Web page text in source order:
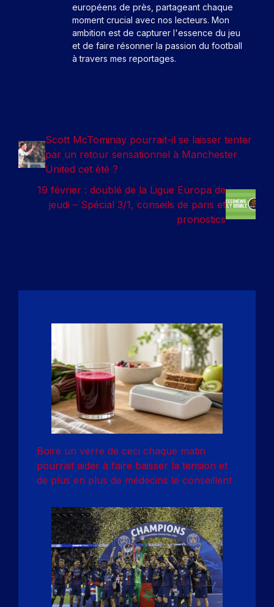
européens de près, partageant chaque
moment crucial avec nos lecteurs. Mon
ambition est de capturer l'essence du jeu
et de faire résonner la passion du football
à travers mes reportages.
Scott McTominay pourrait-il se laisser tenter
par un retour sensationnel à Manchester
United cet été ?
19 février : doublé de la Ligue Europa de
jeudi – Spécial 3/1, conseils de paris et
pronostics
Boire un verre de ceci chaque matin
pourrait aider à faire baisser la tension et
de plus en plus de médecins le conseillent